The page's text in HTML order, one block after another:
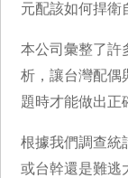
元配該如何捍衛
本公司彙整了許
析，讓台灣配偶
題時才能做出正
根據我們調查統
或台幹還是難逃